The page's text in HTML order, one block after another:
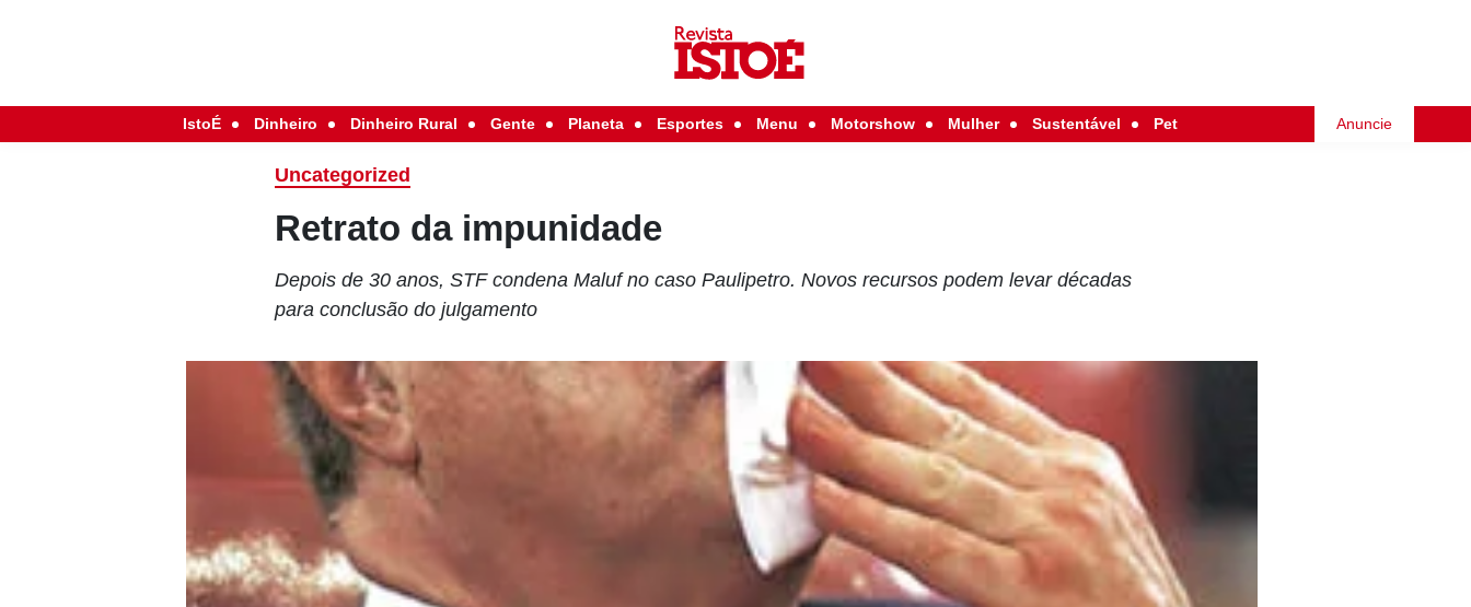
IstoÉ Dinheiro Dinheiro Rural Gente Planeta Esportes Menu Motorshow Mulher Sustentável Pet Anuncie
Uncategorized
Retrato da impunidade
Depois de 30 anos, STF condena Maluf no caso Paulipetro. Novos recursos podem levar décadas
para conclusão do julgamento